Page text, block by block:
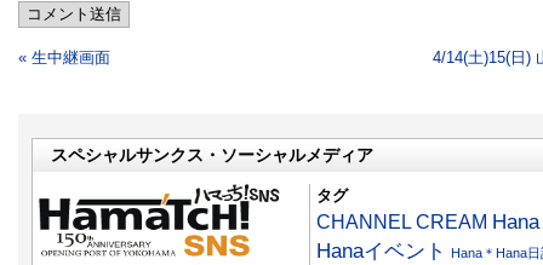
コメント送信
« 生中継画面 4/14(土)15(日)
スペシャルサンクス・ソーシャルメディア
タグ
CHANNEL CREAM
Hanaイベント
Hana＊Hana日